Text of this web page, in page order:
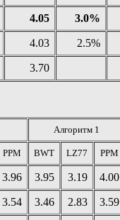
4.05 3.0%
4.03 2.5%
3.70
Алгоритм 1
PPM BWT LZ77 PPM
3.96 3.95 3.19 4.00
3.54 3.46 2.83 3.59